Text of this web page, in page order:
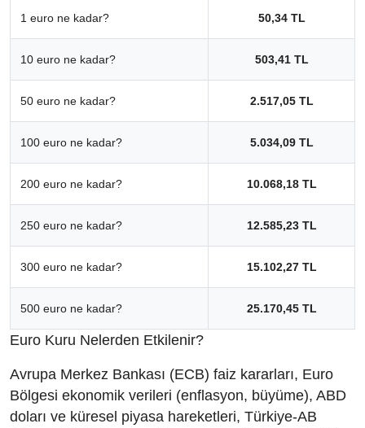
1 euro ne kadar? 50,34 TL
10 euro ne kadar? 503,41 TL
50 euro ne kadar? 2.517,05 TL
100 euro ne kadar? 5.034,09 TL
200 euro ne kadar? 10.068,18 TL
250 euro ne kadar? 12.585,23 TL
300 euro ne kadar? 15.102,27 TL
500 euro ne kadar? 25.170,45 TL
Euro Kuru Nelerden Etkilenir?
Avrupa Merkez Bankası (ECB) faiz kararları, Euro
Bölgesi ekonomik verileri (enflasyon, büyüme), ABD
doları ve küresel piyasa hareketleri, Türkiye-AB